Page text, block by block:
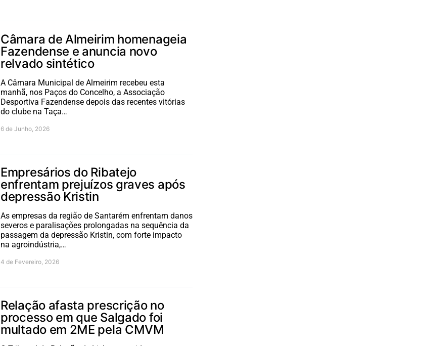
Câmara de Almeirim homenageia
Fazendense e anuncia novo
relvado sintético
A Câmara Municipal de Almeirim recebeu esta
manhã, nos Paços do Concelho, a Associação
Desportiva Fazendense depois das recentes vitórias
do clube na Taça…
6 de Junho, 2026
Empresários do Ribatejo
enfrentam prejuízos graves após
depressão Kristin
As empresas da região de Santarém enfrentam danos
severos e paralisações prolongadas na sequência da
passagem da depressão Kristin, com forte impacto
na agroindústria,…
4 de Fevereiro, 2026
Relação afasta prescrição no
processo em que Salgado foi
multado em 2ME pela CMVM